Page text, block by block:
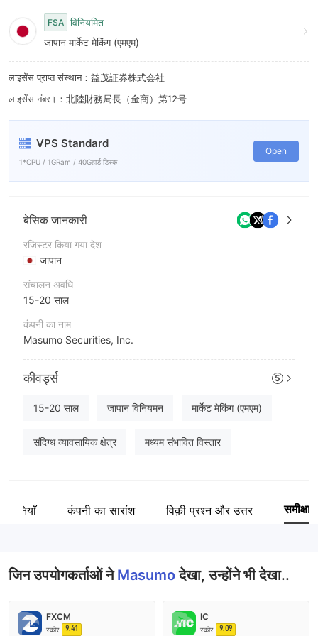
9
FSA विनियमित
जापान मार्केट मेकिंग (एमएम)
लाइसेंस प्राप्त संस्थान：益茂証券株式会社
लाइसेंस नंबर।：北陸財務局長（金商）第12号
VPS Standard
1*CPU / 1GRam / 40Gहार्ड डिस्क
Open
बेसिक जानकारी
रजिस्टर किया गया देश
जापान
संचालन अवधि
15-20 साल
कंपनी का नाम
Masumo Securities, Inc.
संक्षिप्त नाम
Masumo
कंपनी का कर्मचारी
कीवर्ड्स 5
15-20 साल जापान विनियमन मार्केट मेकिंग (एमएम)
संदिग्ध व्यावसायिक क्षेत्र मध्यम संभावित विस्तार
कंपनी का सारांश विक़ी प्रश्न और उत्तर समीक्षा
जिन उपयोगकर्ताओं नेMasumoदेखा, उन्होंने भी देखा..
FXCM
स्कोर 9.41
IC
स्कोर 9.09